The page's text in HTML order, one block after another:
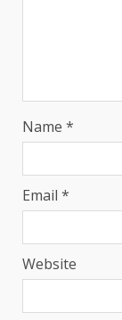
Name *
Email *
Website